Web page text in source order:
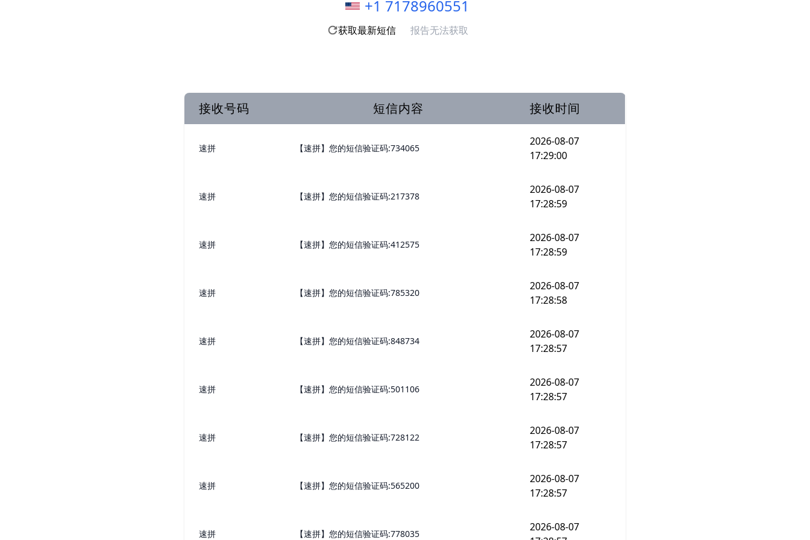
+1 7178960551
获取最新短信 报告无法获取
接收号码 短信内容 接收时间
速拼 【速拼】您的短信验证码:734065
2026-08-07
17:29:00
速拼 【速拼】您的短信验证码:217378
2026-08-07
17:28:59
速拼 【速拼】您的短信验证码:412575
2026-08-07
17:28:59
速拼 【速拼】您的短信验证码:785320
2026-08-07
17:28:58
速拼 【速拼】您的短信验证码:848734
2026-08-07
17:28:57
速拼 【速拼】您的短信验证码:501106
2026-08-07
17:28:57
速拼 【速拼】您的短信验证码:728122
2026-08-07
17:28:57
速拼 【速拼】您的短信验证码:565200
2026-08-07
17:28:57
速拼 【速拼】您的短信验证码:778035
2026-08-07